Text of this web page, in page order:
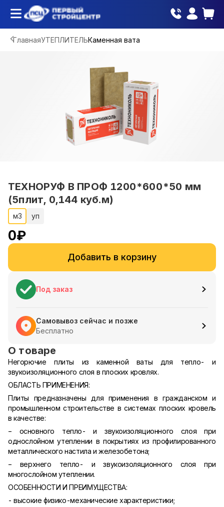
ГлавнаяУТЕПЛИТЕЛЬКаменная вата
ТЕХНОРУФ В ПРОФ 1200*600*50 мм
(5плит, 0,144 куб.м)
м3 уп
0₽
Добавить в корзину
Под заказ
Самовывоз сейчас и позже
Бесплатно
О товаре
Негорючие плиты из каменной ваты для тепло- и
звукоизоляционного слоя в плоских кровлях.
ОБЛАСТЬ ПРИМЕНЕНИЯ:
Плиты предназначены для применения в гражданском и
промышленном строительстве в системах плоских кровель
в качестве:
− основного тепло- и звукоизоляционного слоя при
однослойном утеплении в покрытиях из профилированного
металлического настила и железобетона;
− верхнего тепло- и звукоизоляционного слоя при
многослойном утеплении.
ОСОБЕННОСТИ И ПРЕИМУЩЕСТВА:
- высокие физико-механические характеристики;